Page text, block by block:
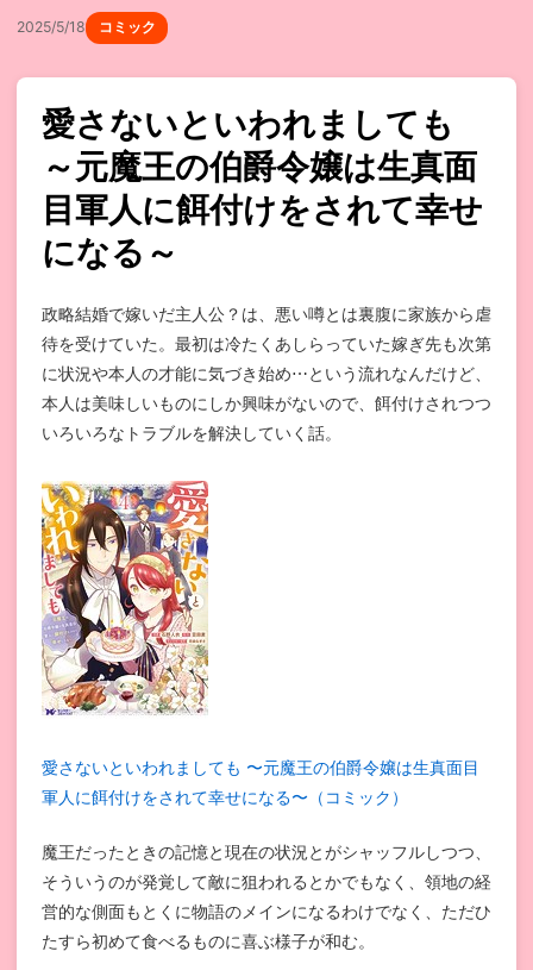
2025/5/18 コミック
愛さないといわれましても
～元魔王の伯爵令嬢は生真面
目軍人に餌付けをされて幸せ
になる～
政略結婚で嫁いだ主人公？は、悪い噂とは裏腹に家族から虐
待を受けていた。最初は冷たくあしらっていた嫁ぎ先も次第
に状況や本人の才能に気づき始め⋯という流れなんだけど、
本人は美味しいものにしか興味がないので、餌付けされつつ
いろいろなトラブルを解決していく話。
愛さないといわれましても 〜元魔王の伯爵令嬢は生真面目
軍人に餌付けをされて幸せになる〜（コミック）
魔王だったときの記憶と現在の状況とがシャッフルしつつ、
そういうのが発覚して敵に狙われるとかでもなく、領地の経
営的な側面もとくに物語のメインになるわけでなく、ただひ
たすら初めて食べるものに喜ぶ様子が和む。